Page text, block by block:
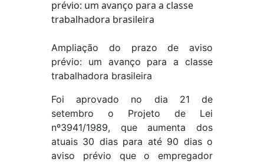
Ampliação do prazo de aviso
prévio: um avanço para a classe
trabalhadora brasileira
Foi aprovado no dia 21 de
setembro o Projeto de Lei
nº3941/1989, que aumenta dos
atuais 30 dias para até 90 dias o
aviso prévio que o empregador